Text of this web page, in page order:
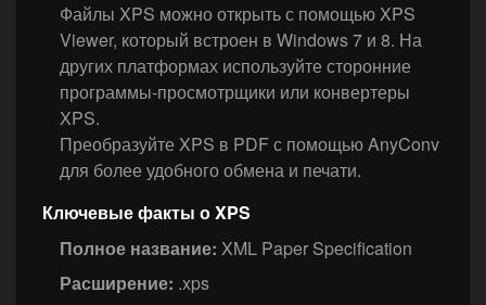
Файлы XPS можно открыть с помощью XPS
Viewer, который встроен в Windows 7 и 8. На
других платформах используйте сторонние
программы-просмотрщики или конвертеры
XPS.
Преобразуйте XPS в PDF с помощью AnyConv
для более удобного обмена и печати.
Ключевые факты о XPS
Полное название: XML Paper Specification
Расширение: .xps